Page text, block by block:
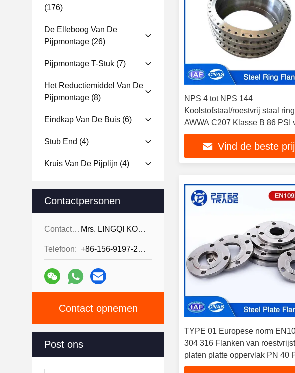
(176)
De Elleboog Van De
Pijpmontage (26)
Pijpmontage T-Stuk (7)
Het Reductiemiddel Van De
Pijpmontage (8)
Eindkap Van De Buis (6)
Stub End (4)
Kruis Van De Pijplijn (4)
Contactpersonen
Contactpersonen: Mrs. LINGQI KONG
Telefoon: +86-156-9197-2150
Contact opnemen
Post ons
NPS 4 tot NPS 144
Koolstofstaal/roestvrij staal
AWWA C207 Klasse B 86 PSI
afvalwaterzuivering
Vind de beste
TYPE 01 Europese norm
304 316 Flanken van
platen platte oppervlak PN 40
DN10-DN600